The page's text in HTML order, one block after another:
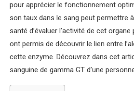
pour apprécier le fonctionnement
son taux dans le sang peut permettre
santé d’évaluer l’activité de cet
ont permis de découvrir le lien entre
cette enzyme. Découvrez dans cet
sanguine de gamma GT d’une